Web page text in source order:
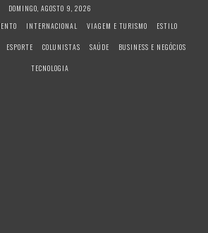
DOMINGO, AGOSTO 9, 2026
INTERNACIONAL VIAGEM E TURISMO
ESTILO
ESPORTE COLUNISTAS SAÚDE
BUSINESS E NEGÓCIOS
TECNOLOGIA